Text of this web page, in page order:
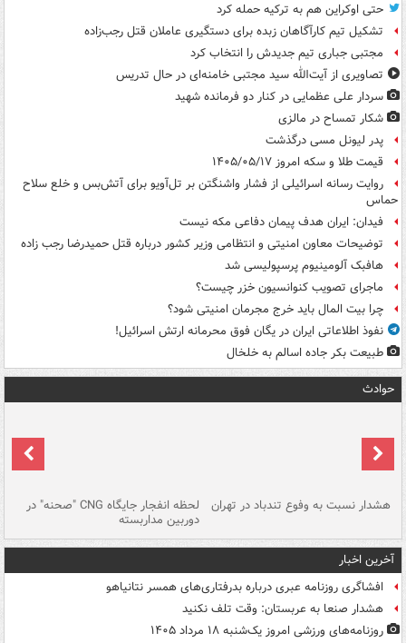
حتی اوکراین هم به ترکیه حمله کرد
تشکیل تیم کارآگاهان زبده برای دستگیری عاملان قتل رجب‌زاده
مجتبی جباری تیم جدیدش را انتخاب کرد
تصاویری از آیت‌الله سید مجتبی خامنه‌ای در حال تدریس
سردار علی عظمایی در کنار دو فرمانده شهید
شکار تمساح در مالزی
پدر لیونل مسی درگذشت
قیمت طلا و سکه امروز ۱۴۰۵/۰۵/۱۷
روایت رسانه اسرائیلی از فشار واشنگتن بر تل‌آویو برای آتش‌بس و خلع سلاح
حماس
فیدان: ایران هدف پیمان دفاعی مکه نیست
توضیحات معاون امنیتی و انتظامی وزیر کشور درباره قتل حمیدرضا رجب زاده
هافبک آلومینیوم پرسپولیسی شد
ماجرای تصویب کنوانسیون خزر چیست؟
چرا بیت المال باید خرج مجرمان امنیتی شود؟
نفوذ اطلاعاتی ایران در یگان فوق محرمانه ارتش اسرائیل!
طبیعت بکر جاده اسالم به خلخال
حوادث
هشدار نسبت به وفوع تندباد در تهران لحظه انفجار جایگاه CNG "صحنه" در
دوربین مداربسته
آخرین اخبار
افشاگری روزنامه عبری درباره بدرفتاری‌های همسر نتانیاهو
هشدار صنعا به عربستان: وقت تلف نکنید
روزنامه‌های ورزشی امروز یک‌شنبه ۱۸ مرداد ۱۴۰۵